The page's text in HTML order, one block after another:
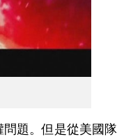
題。但是從美國隊